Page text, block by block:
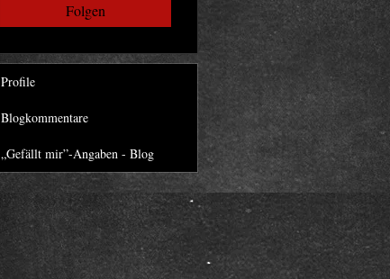
Folgen
Profile
Blogkommentare
„Gefällt mir”-Angaben - Blog